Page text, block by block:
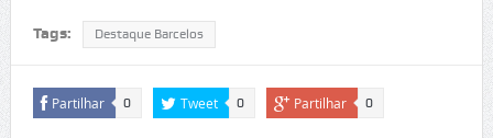
Tags: Destaque Barcelos
Partilhar 0 Tweet 0 Partilhar 0